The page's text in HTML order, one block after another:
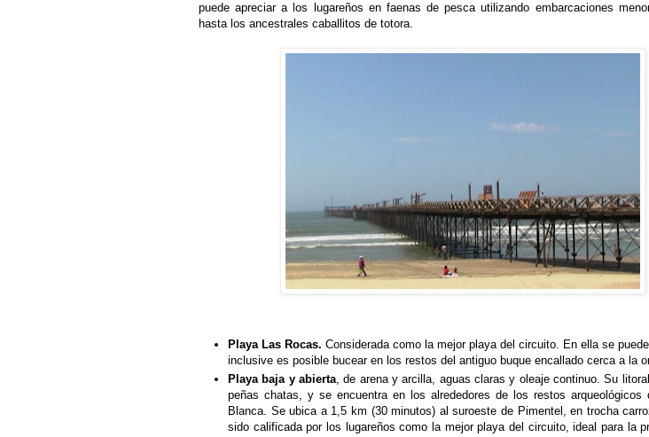
puede apreciar a los lugareños en faenas de pesca utilizando embarcaciones
hasta los ancestrales caballitos de totora.
Playa Las Rocas. Considerada como la mejor playa del circuito. En ella se
inclusive es posible bucear en los restos del antiguo buque encallado cerca a la
Playa baja y abierta , de arena y arcilla, aguas claras y oleaje continuo. Su
peñas chatas, y se encuentra en los alrededores de los restos arqueológicos
Blanca. Se ubica a 1,5 km (30 minutos) al suroeste de Pimentel, en trocha
sido calificada por los lugareños como la mejor playa del circuito, ideal para la